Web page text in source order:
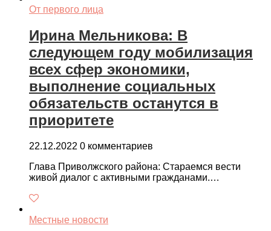
От первого лица
Ирина Мельникова: В
следующем году мобилизация
всех сфер экономики,
выполнение социальных
обязательств останутся в
приоритете
22.12.2022 0 комментариев
Глава Приволжского района: Стараемся вести
живой диалог с активными гражданами.…
Местные новости